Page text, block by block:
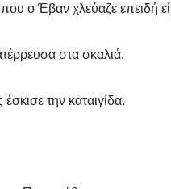
ο Έβαν χλεύαζε επειδή
στα σκαλιά.
την καταιγίδα.